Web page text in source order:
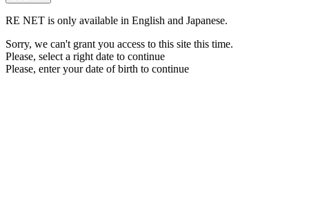
RE NET is only available in English and Japanese.
Sorry, we can't grant you access to this site this time.
Please, select a right date to continue
Please, enter your date of birth to continue